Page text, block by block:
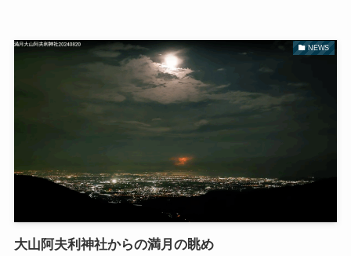
NEWS
大山阿夫利神社からの満月の眺め